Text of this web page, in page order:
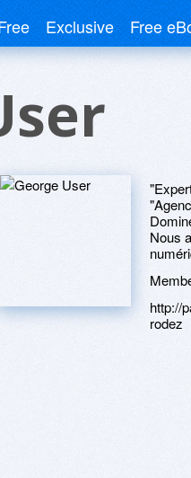
Exclusive Free
Nous
http://
rodez